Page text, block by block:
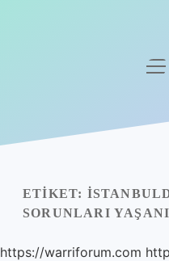
Yasal Uyarı
ETIKET:
SORUNLARI
https://warriforum.com